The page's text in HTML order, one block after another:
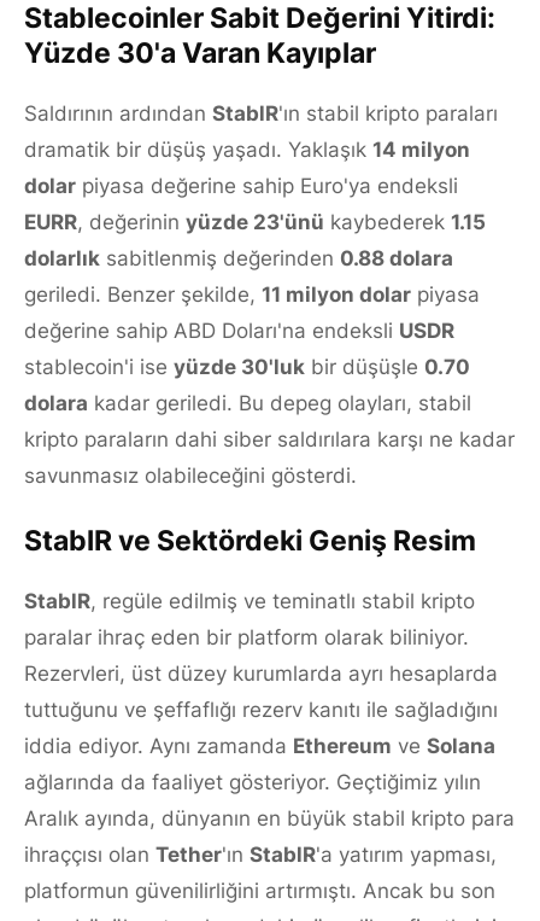
Stablecoinler Sabit Değerini Yitirdi:
Yüzde 30'a Varan Kayıplar
Saldırının ardından StablR'ın stabil kripto paraları
dramatik bir düşüş yaşadı. Yaklaşık 14 milyon
dolar piyasa değerine sahip Euro'ya endeksli
EURR, değerinin yüzde 23'ünü kaybederek 1.15
dolarlık sabitlenmiş değerinden 0.88 dolara
geriledi. Benzer şekilde, 11 milyon dolar piyasa
değerine sahip ABD Doları'na endeksli USDR
stablecoin'i ise yüzde 30'luk bir düşüşle 0.70
dolara kadar geriledi. Bu depeg olayları, stabil
kripto paraların dahi siber saldırılara karşı ne kadar
savunmasız olabileceğini gösterdi.
StablR ve Sektördeki Geniş Resim
StablR, regüle edilmiş ve teminatlı stabil kripto
paralar ihraç eden bir platform olarak biliniyor.
Rezervleri, üst düzey kurumlarda ayrı hesaplarda
tuttuğunu ve şeffaflığı rezerv kanıtı ile sağladığını
iddia ediyor. Aynı zamanda Ethereum ve Solana
ağlarında da faaliyet gösteriyor. Geçtiğimiz yılın
Aralık ayında, dünyanın en büyük stabil kripto para
ihraççısı olan Tether'ın StablR'a yatırım yapması,
platformun güvenilirliğini artırmıştı. Ancak bu son